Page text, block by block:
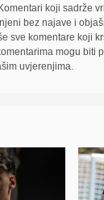
koji sadrže
bez najave i
sve komentare koji
mogu biti
uvjerenjima.